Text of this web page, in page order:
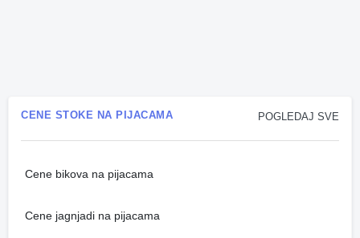
POGLEDAJ SVE
CENE STOKE NA PIJACAMA
Cene bikova na pijacama
Cene jagnjadi na pijacama